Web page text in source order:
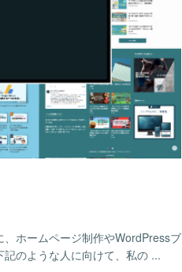
ホームページ制作やWordPressブ
のような人に向けて、私の ...